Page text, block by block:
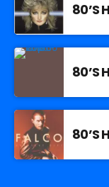
80’S
80’S
80’S